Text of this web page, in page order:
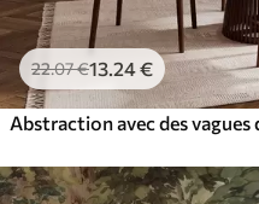
22.07€13 .24€
Abstraction avec des vagues